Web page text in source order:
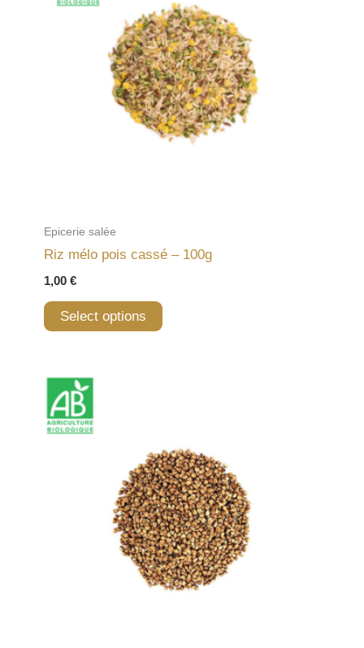
Epicerie salée
Riz mélo pois cassé – 100g
1,00 €
Select options